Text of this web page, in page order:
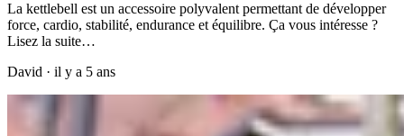
La kettlebell est un accessoire polyvalent permettant de développer
force, cardio, stabilité, endurance et équilibre. Ça vous intéresse ?
Lisez la suite…
David · il y a 5 ans